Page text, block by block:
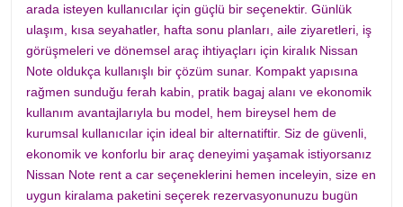
arada isteyen kullanıcılar için güçlü bir seçenektir. Günlük
ulaşım, kısa seyahatler, hafta sonu planları, aile ziyaretleri, iş
görüşmeleri ve dönemsel araç ihtiyaçları için kiralık Nissan
Note oldukça kullanışlı bir çözüm sunar. Kompakt yapısına
rağmen sunduğu ferah kabin, pratik bagaj alanı ve ekonomik
kullanım avantajlarıyla bu model, hem bireysel hem de
kurumsal kullanıcılar için ideal bir alternatiftir. Siz de güvenli,
ekonomik ve konforlu bir araç deneyimi yaşamak istiyorsanız
Nissan Note rent a car seçeneklerini hemen inceleyin, size en
uygun kiralama paketini seçerek rezervasyonunuzu bugün